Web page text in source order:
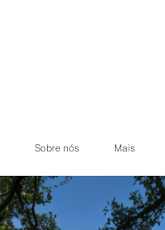
Sobre nós Mais